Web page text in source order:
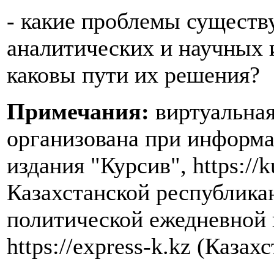
- какие проблемы
аналитических и
каковы пути их решения?
Примечания:
организована при
издания "Курсив", https://
Казахстанской
политической
https://express-k.kz